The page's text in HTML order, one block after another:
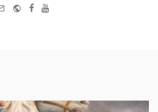
e-
WebsiteFacebook